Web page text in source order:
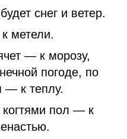
снег и ветер.
метели.
— к морозу,
погоде, по
— к теплу.
когтями пол — к